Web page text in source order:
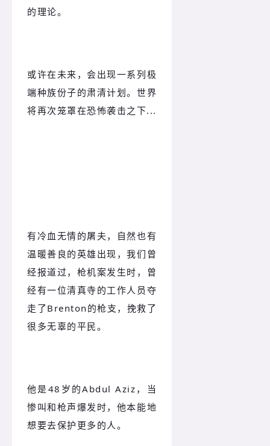
的理论。
或许在未来，会出现一系列极
端种族份子的肃清计划。世界
将再次笼罩在恐怖袭击之下...
有冷血无情的屠夫，自然也有
温暖善良的英雄出现，我们曾
经报道过，枪机案发生时，曾
经有一位清真寺的工作人员夺
走了Brenton的枪支，挽救了
很多无辜的平民。
他是48岁的Abdul Aziz，当
惨叫和枪声爆发时，他本能地
想要去保护更多的人。